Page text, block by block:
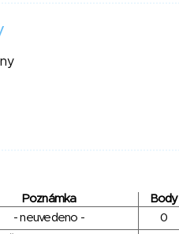
Poznámka
Body
- neuvedeno -
0